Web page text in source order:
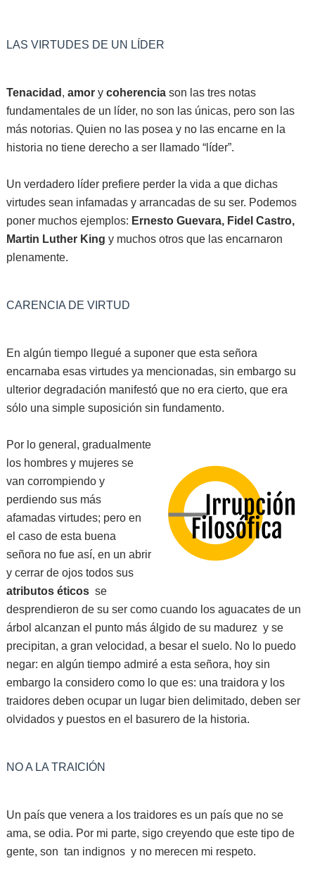
LAS VIRTUDES DE UN LÍDER
Tenacidad , amory coherenciason las tres notas
fundamentales de un líder, no son las únicas, pero son las
más notorias. Quien no las posea y no las encarne en la
historia no tiene derecho a ser llamado “líder”.
Un verdadero líder prefiere perder la vida a que dichas
virtudes sean infamadas y arrancadas de su ser. Podemos
poner muchos ejemplos: Ernesto Guevara, Fidel Castro,
Martin Luther King y muchos otros que las encarnaron
plenamente.
CARENCIA DE VIRTUD
En algún tiempo llegué a suponer que esta señora
encarnaba esas virtudes ya mencionadas, sin embargo su
ulterior degradación manifestó que no era cierto, que era
sólo una simple suposición sin fundamento.
Por lo general, gradualmente
los hombres y mujeres se
van corrompiendo y
perdiendo sus más
afamadas virtudes; pero en
el caso de esta buena
señora no fue así, en un abrir
y cerrar de ojos todos sus
atributos éticosse
desprendieron de su ser como cuando los aguacates de un
árbol alcanzan el punto más álgido de su madurez y se
precipitan, a gran velocidad, a besar el suelo. No lo puedo
negar: en algún tiempo admiré a esta señora, hoy sin
embargo la considero como lo que es: una traidora y los
traidores deben ocupar un lugar bien delimitado, deben ser
olvidados y puestos en el basurero de la historia.
NO A LA TRAICIÓN
Un país que venera a los traidores es un país que no se
ama, se odia. Por mi parte, sigo creyendo que este tipo de
gente, son tan indignos y no merecen mi respeto.